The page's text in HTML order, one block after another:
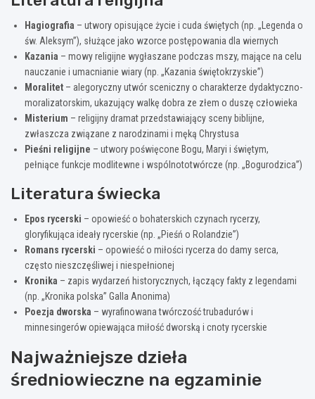
Hagiografia – utwory opisujące życie i cuda świętych (np. „Legenda o
św. Aleksym”), służące jako wzorce postępowania dla wiernych
Kazania – mowy religijne wygłaszane podczas mszy, mające na celu
nauczanie i umacnianie wiary (np. „Kazania świętokrzyskie”)
Moralitet – alegoryczny utwór sceniczny o charakterze dydaktyczno-
moralizatorskim, ukazujący walkę dobra ze złem o duszę człowieka
Misterium – religijny dramat przedstawiający sceny biblijne,
zwłaszcza związane z narodzinami i męką Chrystusa
Pieśni religijne – utwory poświęcone Bogu, Maryi i świętym,
pełniące funkcje modlitewne i wspólnototwórcze (np. „Bogurodzica”)
Literatura świecka
Epos rycerski – opowieść o bohaterskich czynach rycerzy,
gloryfikująca ideały rycerskie (np. „Pieśń o Rolandzie”)
Romans rycerski – opowieść o miłości rycerza do damy serca,
często nieszczęśliwej i niespełnionej
Kronika – zapis wydarzeń historycznych, łączący fakty z legendami
(np. „Kronika polska” Galla Anonima)
Poezja dworska – wyrafinowana twórczość trubadurów i
minnesingerów opiewająca miłość dworską i cnoty rycerskie
Najważniejsze dzieła
średniowieczne na egzaminie